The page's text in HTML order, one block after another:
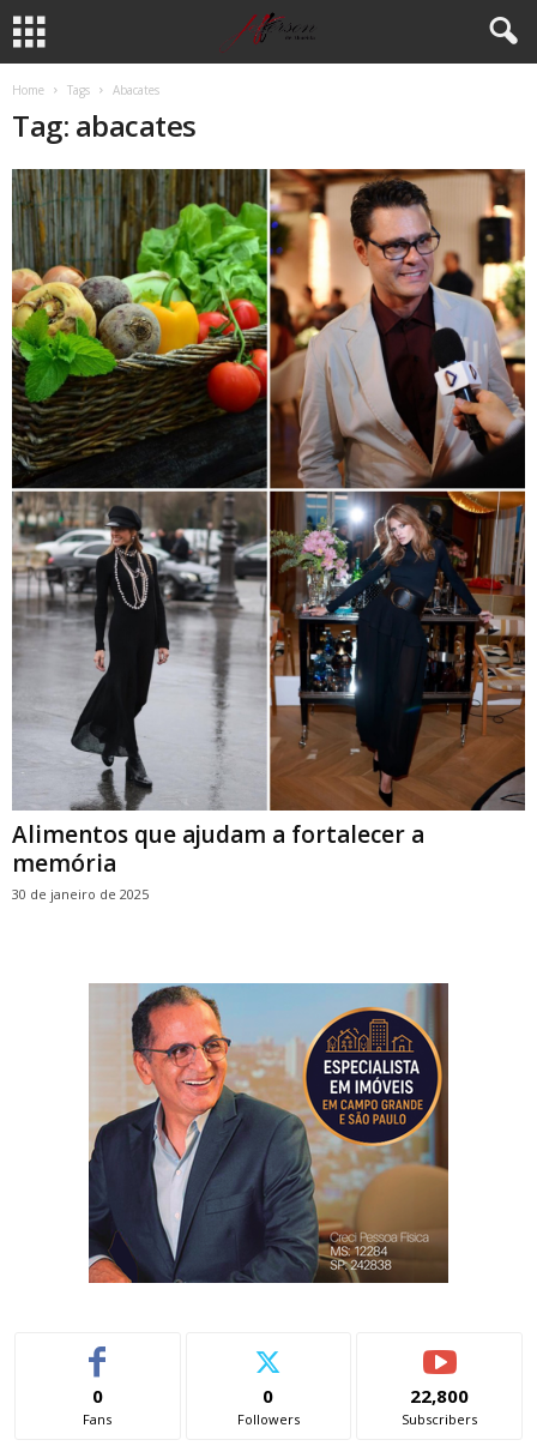
Home Tags Abacates
Tag: abacates
Alimentos que ajudam a fortalecer a
memória
30 de janeiro de 2025
0
Fans
0
Followers
22,800
Subscribers